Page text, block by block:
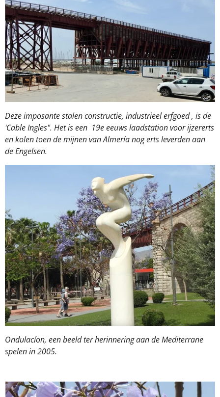
Deze imposante stalen constructie, industrieel erfgoed , is de
'Cable Ingles". Het is een 19e eeuws laadstation voor ijzererts
en kolen toen de mijnen van Almería nog erts leverden aan
de Engelsen.
Ondulacíon, een beeld ter herinnering aan de Mediterrane
spelen in 2005.